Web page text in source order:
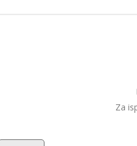
Za